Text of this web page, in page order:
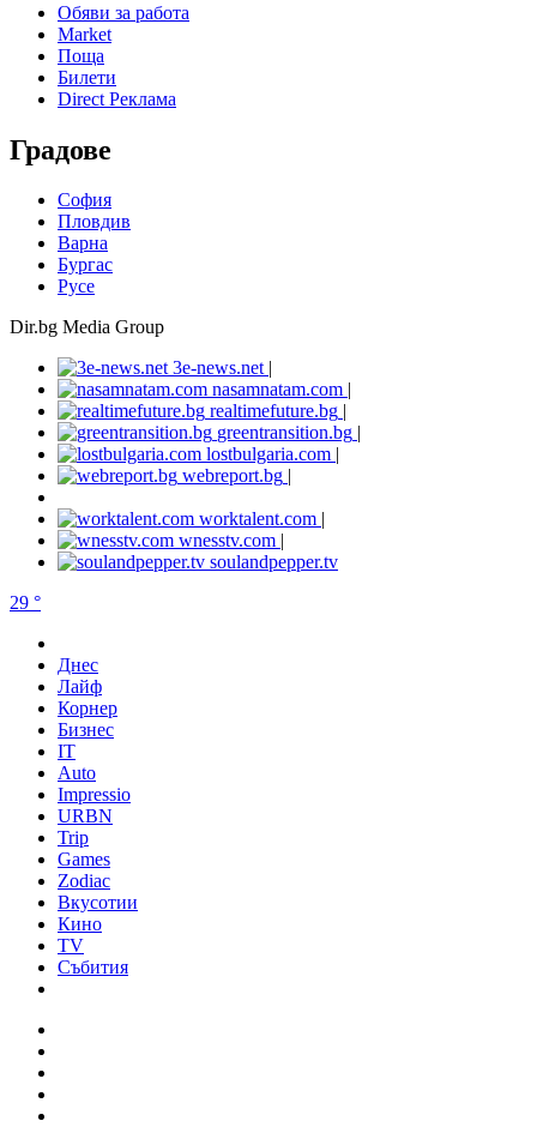
Обяви за работа
Market
Поща
Билети
Direct Реклама
Градове
София
Пловдив
Варна
Бургас
Русе
Dir.bg Media Group
3e-news.net |
nasamnatam.com |
realtimefuture.bg |
greentransition.bg |
lostbulgaria.com |
webreport.bg |
worktalent.com |
wnesstv.com |
soulandpepper.tv
29 °
Днес
Лайф
Корнер
Бизнес
IT
Auto
Impressio
URBN
Trip
Games
Zodiac
Вкусотии
Кино
TV
Събития